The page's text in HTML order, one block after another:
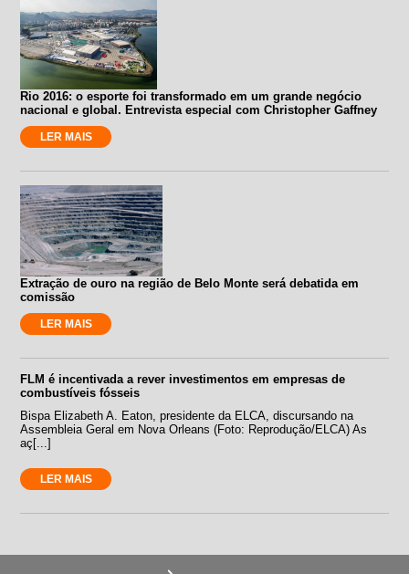
Rio 2016: o esporte foi transformado em um grande negócio
nacional e global. Entrevista especial com Christopher Gaffney
LER MAIS
Extração de ouro na região de Belo Monte será debatida em
comissão
LER MAIS
FLM é incentivada a rever investimentos em empresas de
combustíveis fósseis
Bispa Elizabeth A. Eaton, presidente da ELCA, discursando na
Assembleia Geral em Nova Orleans (Foto: Reprodução/ELCA) As
aç[...]
LER MAIS